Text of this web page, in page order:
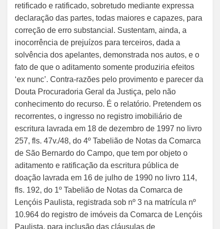
retificado e ratificado, sobretudo mediante expressa
declaração das partes, todas maiores e capazes, para
correção de erro substancial. Sustentam, ainda, a
inocorrência de prejuízos para terceiros, dada a
solvência dos apelantes, demonstrada nos autos, e o
fato de que o aditamento somente produziria efeitos
‘ex nunc’. Contra-razões pelo provimento e parecer da
Douta Procuradoria Geral da Justiça, pelo não
conhecimento do recurso. É o relatório. Pretendem os
recorrentes, o ingresso no registro imobiliário de
escritura lavrada em 18 de dezembro de 1997 no livro
257, fls. 47v./48, do 4º Tabelião de Notas da Comarca
de São Bernardo do Campo, que tem por objeto o
aditamento e ratificação da escritura pública de
doação lavrada em 16 de julho de 1990 no livro 114,
fls. 192, do 1º Tabelião de Notas da Comarca de
Lençóis Paulista, registrada sob nº 3 na matrícula nº
10.964 do registro de imóveis da Comarca de Lençóis
Paulista, para inclusão das cláusulas de